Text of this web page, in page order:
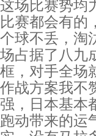
这场比赛势均
比赛都会有的
个球不丢，淘
场占据了八九
框，对手全场
作战方案我不
强，日本基本
跑动带来的运